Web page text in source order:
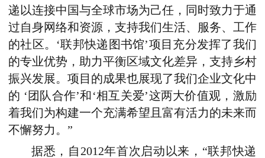
递以连接中国与全球市场为己任，同时致力于通
过自身网络和资源，支持我们生活、服务、工作
的社区。‘联邦快递图书馆’项目充分发挥了我们
的专业优势，助力平衡区域文化差异，支持乡村
振兴发展。项目的成果也展现了我们企业文化中
的 ‘团队合作’和‘相互关爱’这两大价值观，激励
着我们为构建一个充满希望且富有活力的未来而
不懈努力。”
据悉，自2012年首次启动以来，“联邦快递